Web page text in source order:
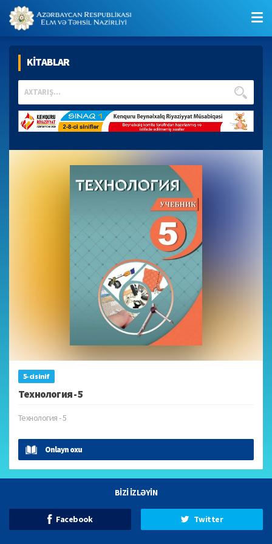
KİTABLAR
5-ci sinif
Технология - 5
Технология - 5
Onlayn oxu
BİZİ İZLƏYİN
Facebook Twitter